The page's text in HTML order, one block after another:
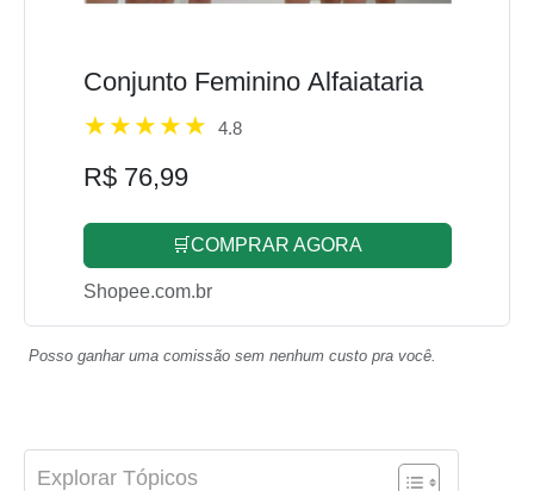
Conjunto Feminino Alfaiataria
4.8
R$ 76,99
🛒COMPRAR AGORA
Shopee.com.br
Posso ganhar uma comissão sem nenhum custo pra você.
Explorar Tópicos